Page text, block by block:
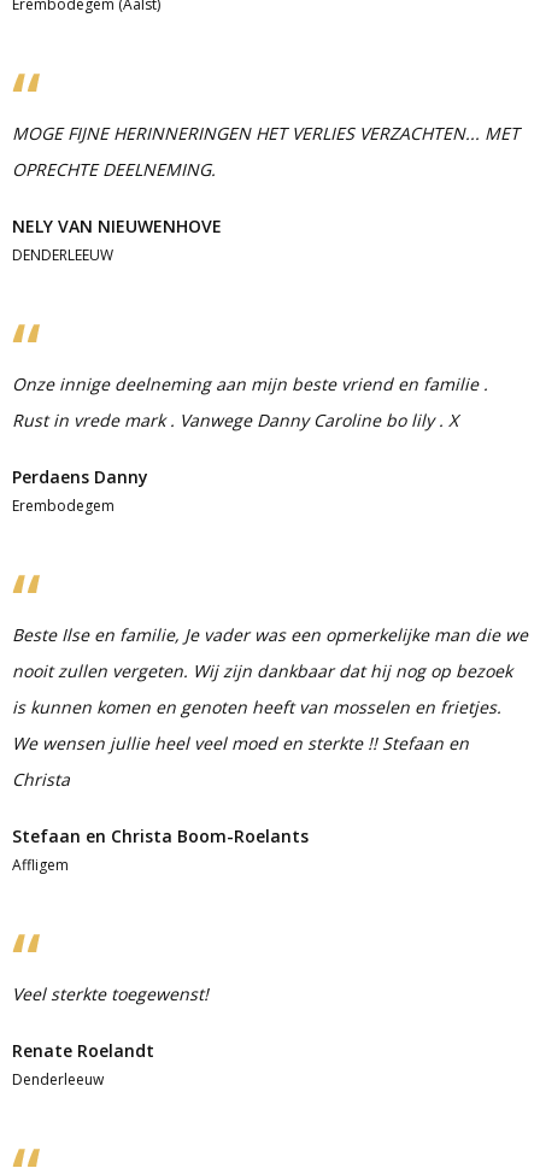
MOGE FIJNE HERINNERINGEN HET VERLIES VERZACHTEN... MET
OPRECHTE DEELNEMING.
NELY VAN NIEUWENHOVE
DENDERLEEUW
Onze innige deelneming aan mijn beste vriend en familie .
Rust in vrede mark . Vanwege Danny Caroline bo lily . X
Perdaens Danny
Erembodegem
Beste Ilse en familie, Je vader was een opmerkelijke man die we
nooit zullen vergeten. Wij zijn dankbaar dat hij nog op bezoek
is kunnen komen en genoten heeft van mosselen en frietjes.
We wensen jullie heel veel moed en sterkte !! Stefaan en
Christa
Stefaan en Christa Boom-Roelants
Affligem
Veel sterkte toegewenst!
Renate Roelandt
Denderleeuw